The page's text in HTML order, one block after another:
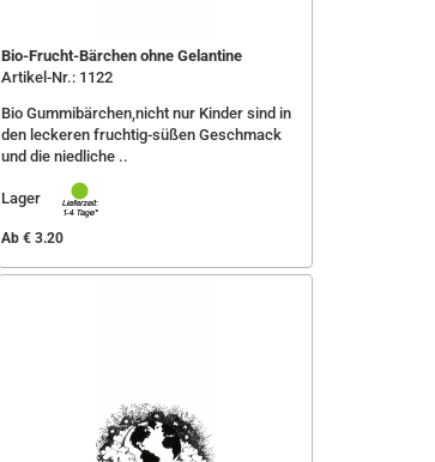
Bio-Frucht-Bärchen ohne Gelantine
Artikel-Nr.: 1122
Bio Gummibärchen,nicht nur Kinder sind in
den leckeren fruchtig-süßen Geschmack
und die niedliche ..
Lager
Ab € 3.20